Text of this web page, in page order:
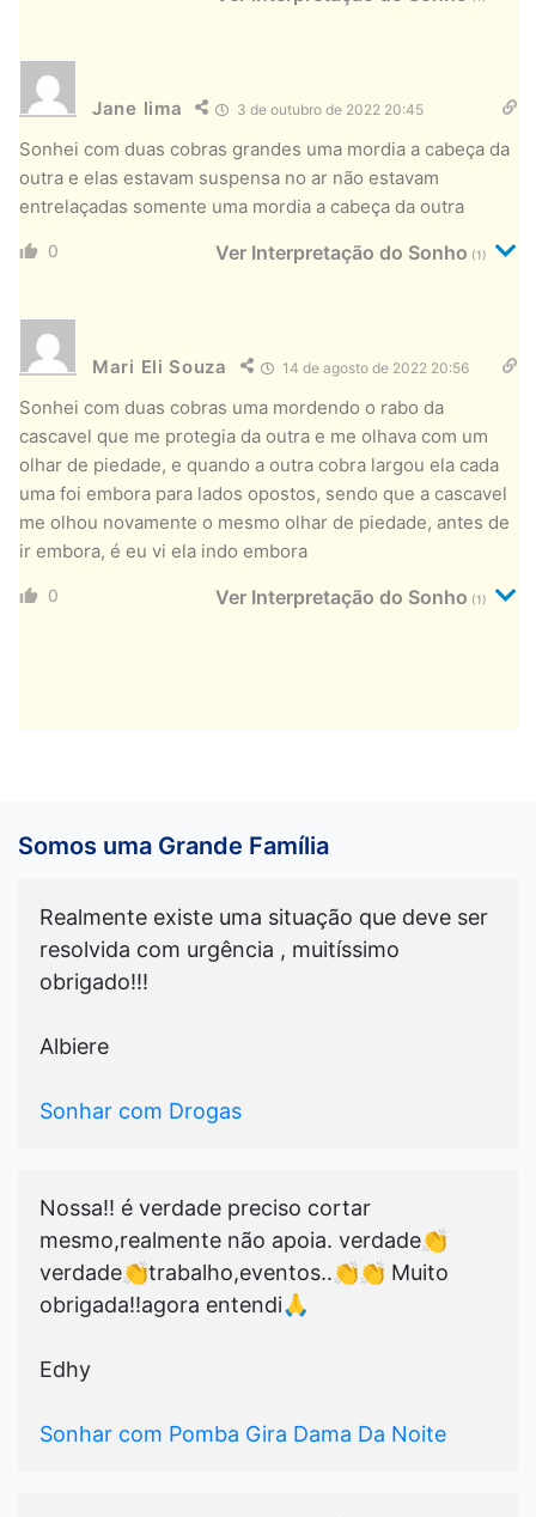
Jane lima 3 de outubro de 2022 20:45
Sonhei com duas cobras grandes uma mordia a cabeça da
outra e elas estavam suspensa no ar não estavam
entrelaçadas somente uma mordia a cabeça da outra
0 Ver Interpretação do Sonho (1)
Mari Eli Souza 14 de agosto de 2022 20:56
Sonhei com duas cobras uma mordendo o rabo da
cascavel que me protegia da outra e me olhava com um
olhar de piedade, e quando a outra cobra largou ela cada
uma foi embora para lados opostos, sendo que a cascavel
me olhou novamente o mesmo olhar de piedade, antes de
ir embora, é eu vi ela indo embora
0 Ver Interpretação do Sonho (1)
Somos uma Grande Família
Realmente existe uma situação que deve ser
resolvida com urgência , muitíssimo
obrigado!!!
Albiere
Sonhar com Drogas
Nossa!! é verdade preciso cortar
mesmo,realmente não apoia. verdade👏
verdade👏trabalho,eventos..👏👏 Muito
obrigada!!agora entendi🙏
Edhy
Sonhar com Pomba Gira Dama Da Noite